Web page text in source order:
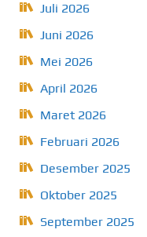
Juli 2026
Juni 2026
Mei 2026
April 2026
Maret 2026
Februari 2026
Desember 2025
Oktober 2025
September 2025